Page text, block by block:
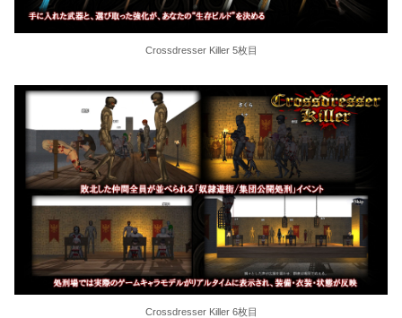
Crossdresser Killer 5枚目
Crossdresser Killer 6枚目